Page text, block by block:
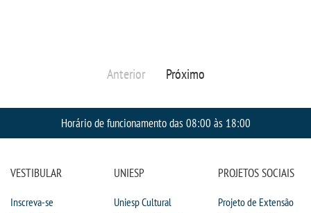
Anterior Próximo
Horário de funcionamento das 08:00 às 18:00
VESTIBULAR
Inscreva-se
UNIESP
Uniesp Cultural
PROJETOS SOCIAIS
Projeto de Extensão